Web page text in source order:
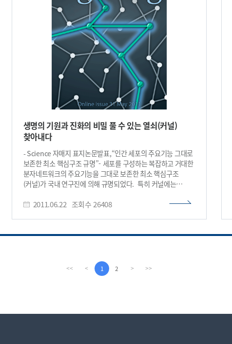
cells from colonic crypts 생명체는 손상된 조직을 스스로
복구할 수 있지만 복구를 위한 세포분열 과정에서 암을 일으킬
수 있는 유전자 변이가 생길 수 있다. 이는 빠른 세포분열 속도와
소화과정에서의 독성물질 때문에 유전자 변이 확률이 높은
대장의 장샘*에서 특히 문제가 된다. * 장샘(crypt) : 대장
표면을 형성하는 약 2000여개의 세포로 구성된 동굴모양의
상피 연구팀은 유전자 변이로 발암 가능성이 높아진 세포를
대장의 장샘에서 빨리 내보내는 방식으로 대장조직이 빠르고
빈번한 조직재생과정에서 암 발생을 억제한다는 것을 알아냈다.
변이된 세포의 장샘 체류시간을 줄여 비정상적 세포분열을
억제하는 방어 메커니즘이 대장에 내재되어 있다는 것이다.
수행한 결과 유전자 변이에 의해 윈트신호전달*이 강화된
변이세포는 정상세포에 비해 접착력이 높아지면서 장샘의
위쪽으로 더욱 빠르게 이동, 장샘을 벗어나 장내로 배출되기
쉬운 것으로 나타났다. * 윈트 신호전달(Wnt Signaling) :
세포의 증식과 분화에 관여하는 신호전달 경로로 배아발달이나
성체조직의 항상성 관리에 특히 중요하다. 세포 외부에서 윈트
신호가 들어오면 베타 카테닌을 분해시켜 농도를 낮게 유지해
주는 분해복합체가 억제되면서 세포증식을 돕는 표적
유전자들이 발현되어 세포증식이 일어나게 된다. 유전자 변이로
윈트 신호전달회로의 핵심인자인 베타 카테닌이 분해되지
한편세포 접착력을 높이게 되는데, 장샘 조직의 특수한 환경과
변이된 세포를 배출시켜 조직의 항상성을 유지한다는 것이다.
실제 생쥐모델에서도 비정상적인 장샘 조직의 경우 증식이
생명의 기원과 진화의 비밀 풀 수 있는 열쇠(커널)
찾아내다
- Science 자매지 표지논문발표,“인간 세포의 주요기능 그대로
보존한 최소 핵심구조 규명”- 세포를 구성하는 복잡하고 거대한
분자네트워크의 주요기능을 그대로 보존한 최소 핵심구조
(커널)가 국내 연구진에 의해 규명되었다. 특히 커널에는
포함되어 있다는 사실이 밝혀짐에 따라, 향후 생명의 기원에
김준일, 권영근, 이황열, 팻헤슬롭해리슨)의 이번 연구는
기초연구실육성사업, 시스템인포메틱스사업
(칼슘대사시스템생물학) 및 WCU육성사업의 지원으로
게재되는 영예를 얻었다. (논문명 : Reduction of Complex
2011.06.22 조회수 26408
<< < 1 2 > >>